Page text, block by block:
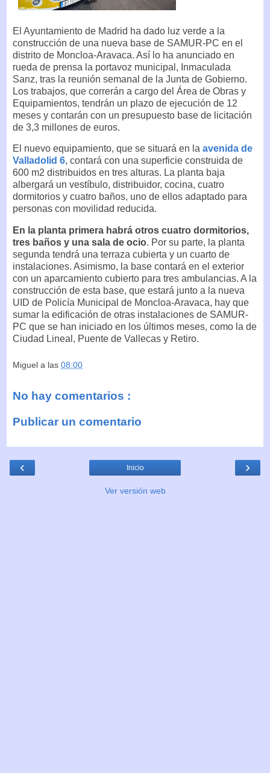
El Ayuntamiento de Madrid ha dado luz verde a la
construcción de una nueva base de SAMUR-PC en el
distrito de Moncloa-Aravaca. Así lo ha anunciado en
rueda de prensa la portavoz municipal, Inmaculada
Sanz, tras la reunión semanal de la Junta de Gobierno.
Los trabajos, que correrán a cargo del Área de Obras y
Equipamientos, tendrán un plazo de ejecución de 12
meses y contarán con un presupuesto base de licitación
de 3,3 millones de euros.
El nuevo equipamiento, que se situará en la avenida de
Valladolid 6, contará con una superficie construida de
600 m2 distribuidos en tres alturas. La planta baja
albergará un vestíbulo, distribuidor, cocina, cuatro
dormitorios y cuatro baños, uno de ellos adaptado para
personas con movilidad reducida.
En la planta primera habrá otros cuatro dormitorios,
tres baños y una sala de ocio. Por su parte, la planta
segunda tendrá una terraza cubierta y un cuarto de
instalaciones. Asimismo, la base contará en el exterior
con un aparcamiento cubierto para tres ambulancias. A la
construcción de esta base, que estará junto a la nueva
UID de Policía Municipal de Moncloa-Aravaca, hay que
sumar la edificación de otras instalaciones de SAMUR-
PC que se han iniciado en los últimos meses, como la de
Ciudad Lineal, Puente de Vallecas y Retiro.
Miguel a las 08:00
No hay comentarios :
Publicar un comentario
‹ ›
Inicio
Ver versión web